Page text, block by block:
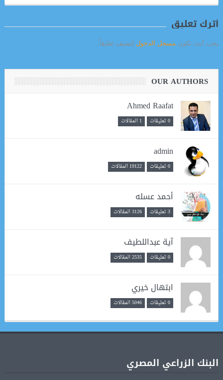
أترك تعليق
يجب أنت تكون مسجل الدخول لتضيف تعليقاً.
OUR AUTHORS
Ahmed Raafat
0 تعليقات 1 المقالات
admin
0 تعليقات 19122 المقالات
أحمد عسله
3 تعليقات 3126 المقالات
آية عبداللطيف
0 تعليقات 2535 المقالات
ابتهال خيري
0 تعليقات 5046 المقالات
البنك الزراعي المصري